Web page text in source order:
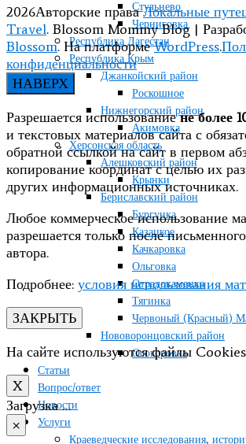
Стульнево
Черниговка
Республика Дагестан
Республика Крым
Джанкойский район
Роскошное
Нижнегорский район
Акимовка
Херсонская область
Алешковский район
Крынки
Бериславский район
Бургунка
Казацкое
Качкаровка
Ольговка
Отрадокаменка
Тягинка
Червоный (Красный)
Нововоронцовский район
Осокоровка
Статьи
Вопрос/ответ
Новости
Услуги
Краеведческие исследования,
2026Авторские праваЛокальные
Travel. Blossom Mommy Blog |
Blossom. На платформеWordPress.
конфиденциальности
НАВЕРХ
Разрешается использованиене более
и текстовых материалов сайта с
обратной ссылкой на сайт в первом
копирование координат с целью их
других информационных источниках.
Любое коммерческое использование
разрешается только после
автора.
Подробнее: условия использования
ЗАКРЫТЬ
На сайте используются файлы Cookies
X
Загрузка …
×